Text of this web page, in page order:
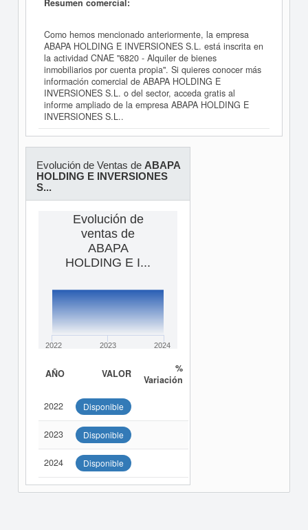
Como hemos mencionado anteriormente, la empresa
ABAPA HOLDING E INVERSIONES S.L. está inscrita en
la actividad CNAE "6820 - Alquiler de bienes
inmobiliarios por cuenta propia". Si quieres conocer más
información comercial de ABAPA HOLDING E
INVERSIONES S.L. o del sector, acceda gratis al
informe ampliado de la empresa ABAPA HOLDING E
INVERSIONES S.L..
Evolución de Ventas de ABAPA
HOLDING E INVERSIONES
S...
Evolución de
ventas de
ABAPA
HOLDING E I...
2022 2023 2024
AÑO VALOR
%
Variación
2022 Disponible
2023 Disponible
2024 Disponible